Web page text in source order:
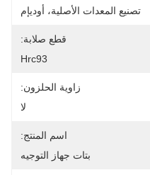
تصنيع المعدات الأصلية، أوديإم
قطع صلابة:
Hrc93
زاوية الحلزون:
لا
اسم المنتج:
بتات جهاز التوجيه